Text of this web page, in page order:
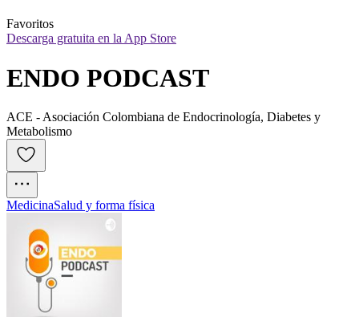
Favoritos
Descarga gratuita en la App Store
ENDO PODCAST
ACE - Asociación Colombiana de Endocrinología, Diabetes y
Metabolismo
MedicinaSalud y forma física